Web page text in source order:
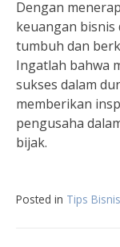
Dengan
keuangan bisnis
tumbuh dan
Ingatlah bahwa
sukses dalam
memberikan
pengusaha
bijak.
Posted in Tips Bisnis